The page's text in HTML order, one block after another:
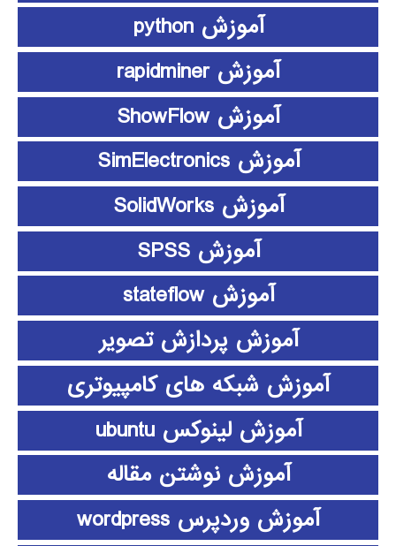
آموزش python
آموزش rapidminer
آموزش ShowFlow
آموزش SimElectronics
آموزش SolidWorks
آموزش SPSS
آموزش stateflow
آموزش پردازش تصویر
آموزش شبکه های کامپیوتری
آموزش لینوکس ubuntu
آموزش نوشتن مقاله
آموزش وردپرس wordpress